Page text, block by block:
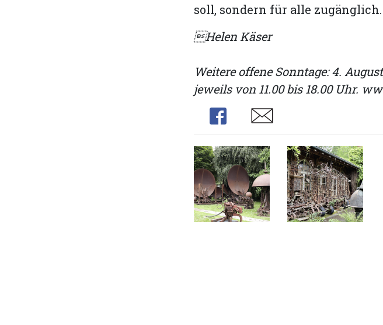
soll, sondern für alle zugänglich.
Helen Käser
Weitere offene Sonntage: 4.
jeweils von 11.00 bis 18.00 Uhr.
Share
Share